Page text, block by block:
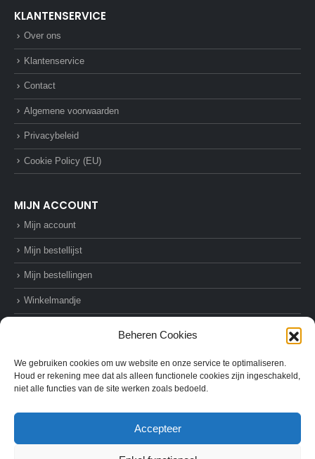
Beheren Cookies
We gebruiken cookies om uw website en onze service te optimaliseren.
Houd er rekening mee dat als alleen functionele cookies zijn ingeschakeld,
niet alle functies van de site werken zoals bedoeld.
Accepteer
KLANTENSERVICE
Over ons
Klantenservice
Contact
Algemene voorwaarden
Privacybeleid
Cookie Policy (EU)
MIJN ACCOUNT
Mijn account
Mijn bestellijst
Mijn bestellingen
Winkelmandje